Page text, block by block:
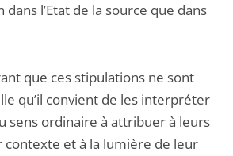
dans l’Etat de la source que dans
que ces stipulations ne sont
qu’il convient de les interpréter
sens ordinaire à attribuer à leurs
contexte et à la lumière de leur